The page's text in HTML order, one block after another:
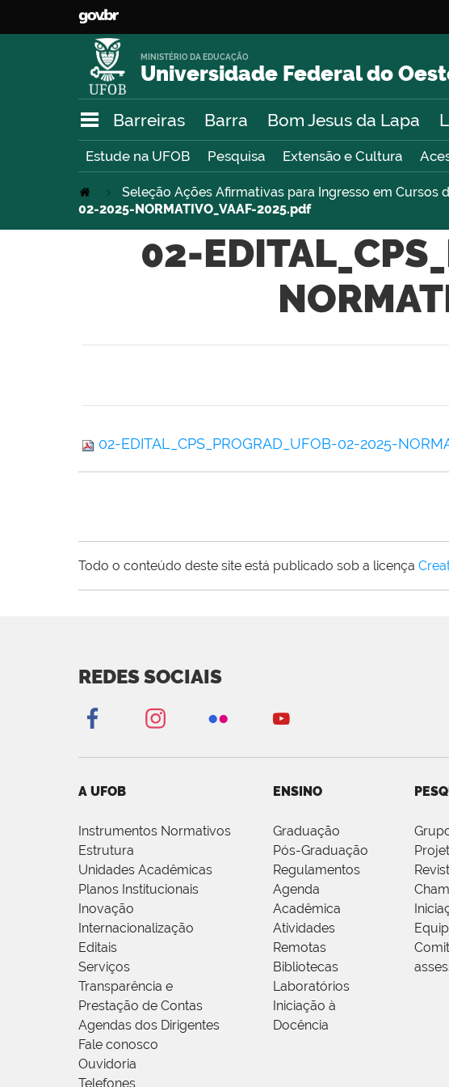
Universidade Federal do
MINISTÉRIO DA EDUCAÇÃO
Barreiras Barra Bom Jesus da Lapa
Estude na UFOB Pesquisa Extensão e Cultura
Seleção Ações Afirmativas para Ingresso em Cursos
02-2025-NORMATIVO_VAAF-2025.pdf
02-
02-EDITAL_CPS_PROGRAD_UFOB-02-2025-
Todo o conteúdo deste site está publicado sob a licença
REDES SOCIAIS
A UFOB
Instrumentos Normativos
Estrutura
Unidades Acadêmicas
Planos Institucionais
Inovação
Internacionalização
Editais
Serviços
Transparência e
Prestação de Contas
Agendas dos Dirigentes
Fale conosco
Ouvidoria
Telefones
ENSINO
Graduação
Pós-Graduação
Regulamentos
Agenda
Acadêmica
Atividades
Remotas
Bibliotecas
Laboratórios
Iniciação à
Docência